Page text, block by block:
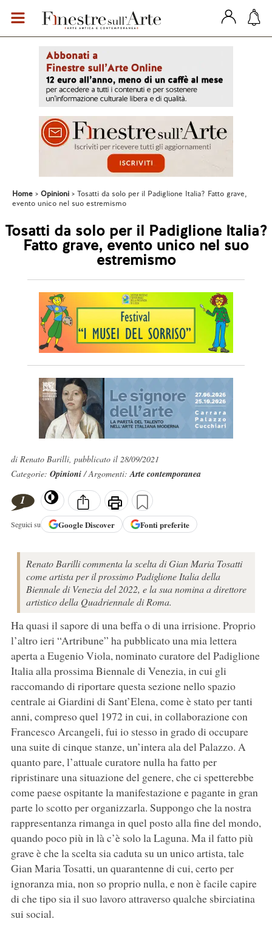
Home Opinioni
Tosatti da solo per il Padiglione Italia? Fatto grave,
evento unico nel suo estremismo
Tosatti da solo per il Padiglione Italia?
Fatto grave, evento unico nel suo
estremismo
di Renato Barilli, pubblicato il 28/09/2021
Categorie: Opinioni/ Argomenti:Arte contemporanea
1
Seguici su GoogleDiscover Fonti preferite
Renato Barilli commenta la scelta di Gian Maria Tosatti
come artista per il prossimo Padiglione Italia della
Biennale di Venezia del 2022, e la sua nomina a direttore
artistico della Quadriennale di Roma.
Ha quasi il sapore di una beffa o di una irrisione. Proprio
l’altro ieri “Artribune” ha pubblicato una mia lettera
aperta a Eugenio Viola, nominato curatore del Padiglione
Italia alla prossima Biennale di Venezia, in cui gli
raccomando di riportare questa sezione nello spazio
centrale ai Giardini di Sant’Elena, come è stato per tanti
anni, compreso quel 1972 in cui, in collaborazione con
Francesco Arcangeli, fui io stesso in grado di occupare
una suite di cinque stanze, un’intera ala del Palazzo. A
quanto pare, l’attuale curatore nulla ha fatto per
ripristinare una situazione del genere, che ci spetterebbe
come paese ospitante la manifestazione e pagante in gran
parte lo scotto per organizzarla. Suppongo che la nostra
rappresentanza rimanga in quel posto alla fine del mondo,
quando poco più in là c’è solo la Laguna. Ma il fatto più
grave è che la scelta sia caduta su un unico artista, tale
Gian Maria Tosatti, un quarantenne di cui, certo per
ignoranza mia, non so proprio nulla, e non è facile capire
di che tipo sia il suo lavoro attraverso qualche sbirciatina
sui social.